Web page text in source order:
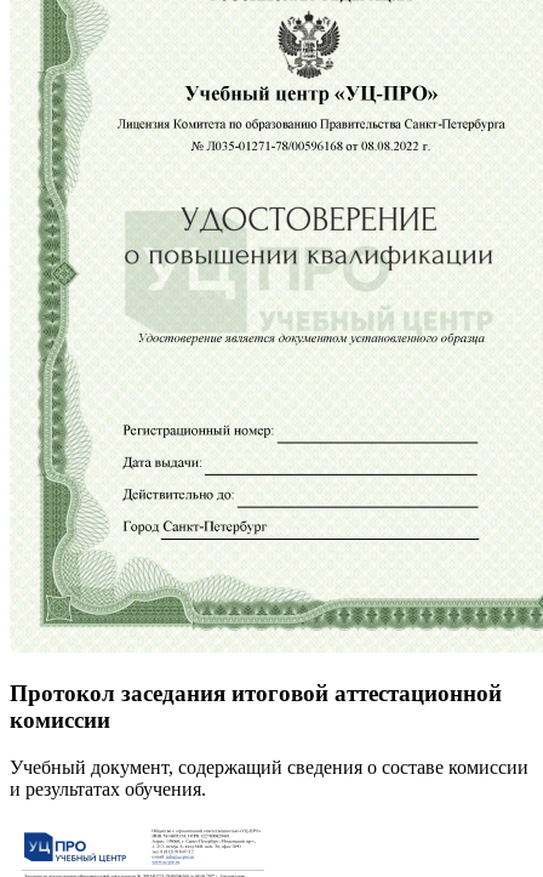
Протокол заседания итоговой аттестационной
комиссии
Учебный документ, содержащий сведения о составе комиссии
и результатах обучения.